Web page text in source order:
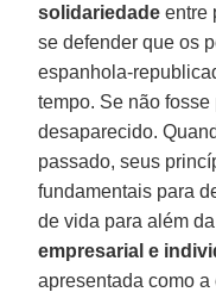
solidariedade entre
se defender que os
espanhola-
tempo. Se não
desaparecido.
passado, seus
fundamentais para
de vida para além
empresarial e
apresentada como